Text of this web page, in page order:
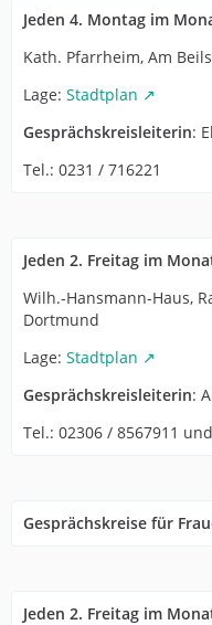
Jeden 4. Montag im
Kath. Pfarrheim, Am
Lage: Stadtplan
Gesprächskreisleiterin:
Tel.: 0231 / 716221
Jeden 2. Freitag im
Wilh.-Hansmann-Haus,
Dortmund
Lage: Stadtplan
Gesprächskreisleiterin:
Tel.: 02306 / 8567911
Gesprächskreise für
Jeden 2. Freitag im